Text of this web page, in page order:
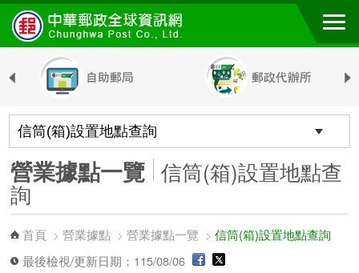
跳到主要內容區塊
營業據點一覽 信筒(箱)設置地點查
詢
首頁 >營業據點 >營業據點一覽 >信筒(箱)設置地點查詢
最後檢視/更新日期：115/08/06